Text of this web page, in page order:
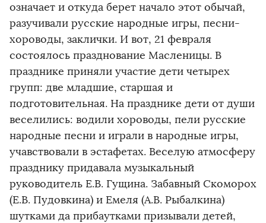
означает и откуда берет начало этот обычай,
разучивали русские народные игры, песни-
хороводы, заклички. И вот, 21 февраля
состоялось празднование Масленицы. В
празднике приняли участие дети четырех
групп: две младшие, старшая и
подготовительная. На празднике дети от души
веселились: водили хороводы, пели русские
народные песни и играли в народные игры,
учавствовали в эстафетах. Веселую атмосферу
празднику придавала музыкальный
руководитель Е.В. Гущина. Забавный Скоморох
(Е.В. Пудовкина) и Емеля (А.В. Рыбалкина)
шутками да прибаутками призывали детей,